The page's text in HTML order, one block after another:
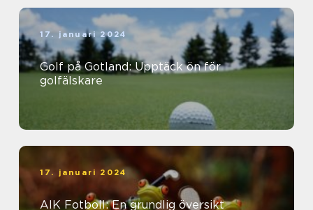
17. januari 2024
Golf på Gotland: Upptäck ön för
golfälskare
17. januari 2024
AIK Fotboll: En grundlig översikt